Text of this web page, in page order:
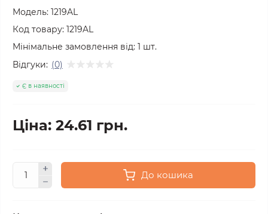
Модель: 1219AL
Код товару: 1219AL
Мінімальне замовлення від: 1 шт.
Відгуки: (0)
Є в наявності
Ціна: 24.61 грн.
До кошика